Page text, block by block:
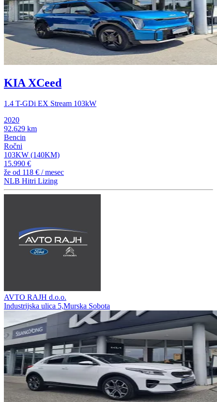
KIA XCeed
1.4 T-GDi EX Stream 103kW
2020
92.629 km
Bencin
Ročni
103KW (140KM)
15.990 €
že od 118 € / mesec
NLB Hitri Lizing
AVTO RAJH d.o.o.
Industrijska ulica 5,Murska Sobota